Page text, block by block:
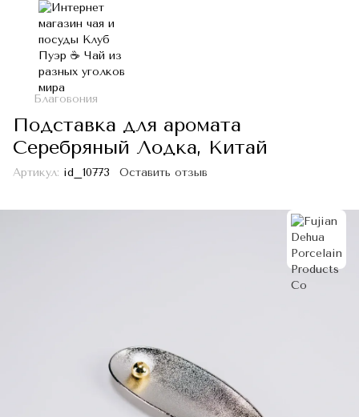
Благовония
Подставка для аромата
Серебряный Лодка, Китай
Артикул: id_10773 Оставить отзыв